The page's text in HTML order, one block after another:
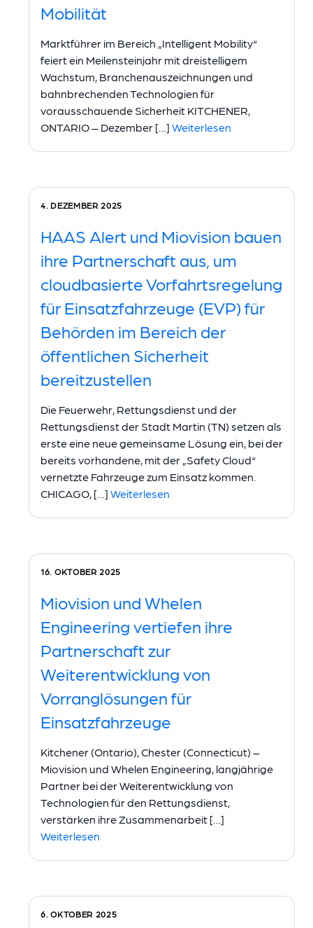
Mobilität
Marktführer im Bereich „Intelligent Mobility“
feiert ein Meilensteinjahr mit dreistelligem
Wachstum, Branchenauszeichnungen und
bahnbrechenden Technologien für
vorausschauende Sicherheit KITCHENER,
ONTARIO – Dezember […] Weiterlesen
4. DEZEMBER 2025
HAAS Alert und Miovision bauen
ihre Partnerschaft aus, um
cloudbasierte Vorfahrtsregelung
für Einsatzfahrzeuge (EVP) für
Behörden im Bereich der
öffentlichen Sicherheit
bereitzustellen
Die Feuerwehr, Rettungsdienst und der
Rettungsdienst der Stadt Martin (TN) setzen als
erste eine neue gemeinsame Lösung ein, bei der
bereits vorhandene, mit der „Safety Cloud“
vernetzte Fahrzeuge zum Einsatz kommen.
CHICAGO, […] Weiterlesen
16. OKTOBER 2025
Miovision und Whelen
Engineering vertiefen ihre
Partnerschaft zur
Weiterentwicklung von
Vorranglösungen für
Einsatzfahrzeuge
Kitchener (Ontario), Chester (Connecticut) –
Miovision und Whelen Engineering, langjährige
Partner bei der Weiterentwicklung von
Technologien für den Rettungsdienst,
verstärken ihre Zusammenarbeit […]
Weiterlesen
6. OKTOBER 2025